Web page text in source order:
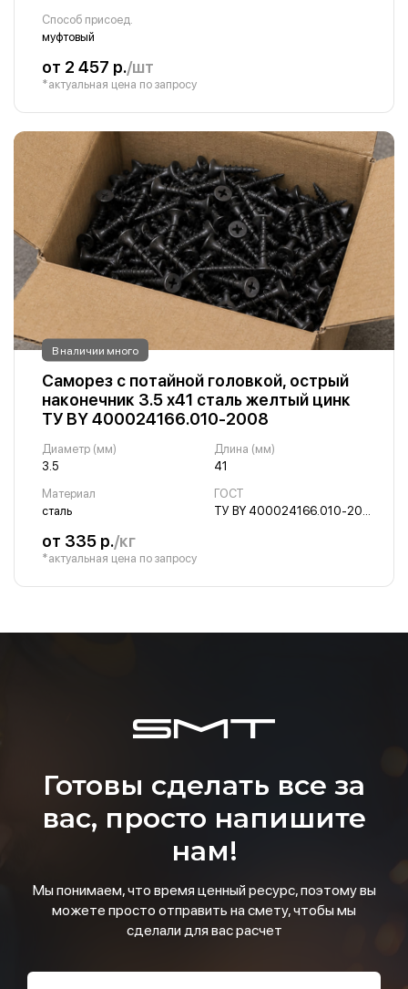
Способ присоед.
муфтовый
от 2 457 р./шт
*актуальная цена по запросу
В наличии много
Саморез с потайной головкой, острый
наконечник 3.5 х41 сталь желтый цинк
ТУ BY 400024166.010-2008
Диаметр (мм)
3.5
Длина (мм)
41
Материал
сталь
ГОСТ
ТУ BY 400024166.010-2008
от 335 р./кг
*актуальная цена по запросу
Готовы сделать все за
вас, просто напишите
нам!
Мы понимаем, что время ценный ресурс, поэтому вы
можете просто отправить на смету, чтобы мы
сделали для вас расчет